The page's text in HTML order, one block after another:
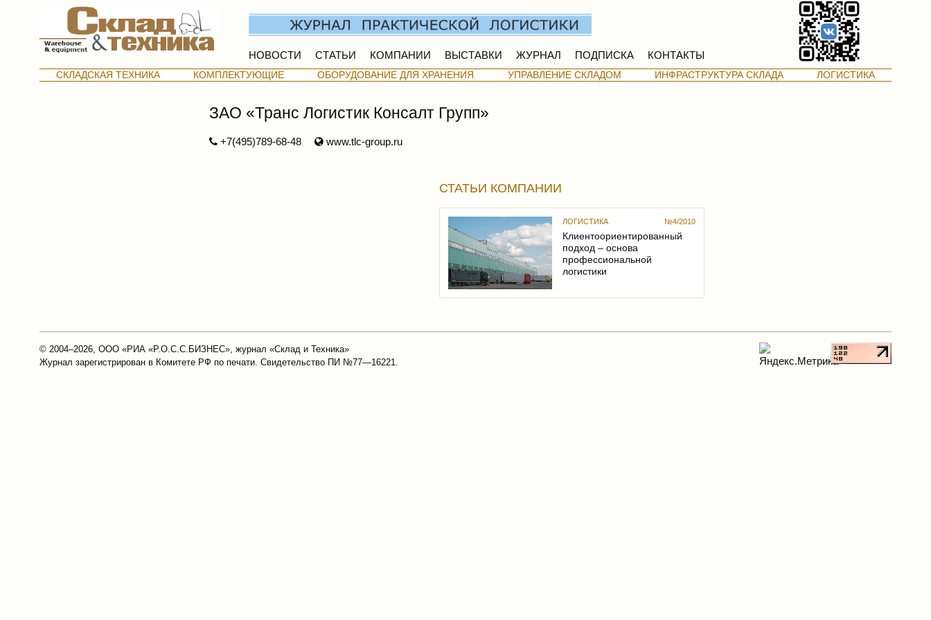
НОВОСТИ СТАТЬИ КОМПАНИИ ВЫСТАВКИ ЖУРНАЛ ПОДПИСКА КОНТАКТЫ
СКЛАДСКАЯ ТЕХНИКА КОМПЛЕКТУЮЩИЕ ОБОРУДОВАНИЕ ДЛЯ ХРАНЕНИЯ УПРАВЛЕНИЕ СКЛАДОМ ИНФРАСТРУКТУРА СКЛАДА ЛОГИСТИКА
ЗАО «Транс Логистик Консалт Групп»
+7(495)789-68-48 www.tlc-group.ru
СТАТЬИ КОМПАНИИ
ЛОГИСТИКА №4/2010
Клиентоориентированный
подход – основа
профессиональной
логистики
© 2004–2026, ООО «РИА «Р.О.С.С.БИЗНЕС», журнал «Склад и Техника»
Журнал зарегистрирован в Комитете РФ по печати. Свидетельство ПИ №77—16221.